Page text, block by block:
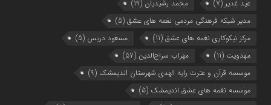
عید غدیر (7) محمد رشیدیان (19)
مدیر شبکه فرهنگی مردمی نغمه های عشق (5)
مرکز نیکوکاری نغمه های عشق (11) مسعود دریس (5)
مهدویت (11) مهراب سراج‌الدین (57)
موسسه قرآن و عترت رایه الهدی شهرستان اندیمشک (9)
موسسه نغمه های عشق اندیمشک (5)